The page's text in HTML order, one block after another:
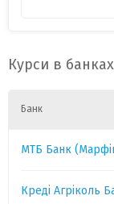
Курси в
Банк
МТБ Банк
Креді Агріколь